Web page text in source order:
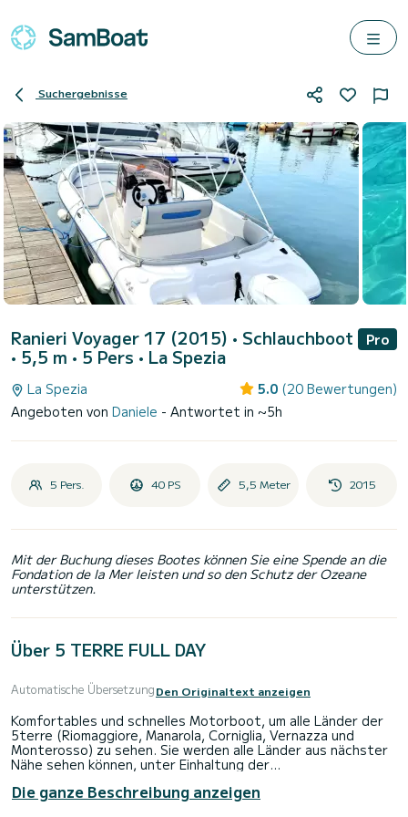
Suchergebnisse
Ranieri Voyager 17 (2015) • Schlauchboot
• 5,5 m • 5 Pers • La Spezia
Pro
La Spezia 5.0 (20 Bewertungen)
Angeboten von Daniele - Antwortet in ~5h
5 Pers. 40 PS 5,5 Meter 2015
Mit der Buchung dieses Bootes können Sie eine Spende an die
Fondation de la Mer leisten und so den Schutz der Ozeane
unterstützen.
Über 5 TERRE FULL DAY
Automatische ÜbersetzungDen Originaltext anzeigen
Komfortables und schnelles Motorboot, um alle Länder der
5terre (Riomaggiore, Manarola, Corniglia, Vernazza und
Monterosso) zu sehen. Sie werden alle Länder aus nächster
Nähe sehen können, unter Einhaltung der
Abfahrt zeigen werden. Darüber hinaus können Sie, wenn Sie
möchten, in Vernazza an Land gehen, indem Sie ein Boot
Die ganze Beschreibung anzeigen